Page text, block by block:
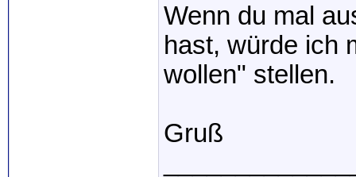
Wenn du mal
hast, würde ich
wollen" stellen.
Gruß